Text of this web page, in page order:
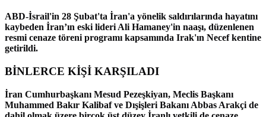
ABD-İsrail'in 28 Şubat'ta İran'a yönelik saldırılarında hayatını
kaybeden İran’ın eski lideri Ali Hamaney'in naaşı, düzenlenen
resmi cenaze töreni programı kapsamında Irak'ın Necef kentine
getirildi.
BİNLERCE KİŞİ KARŞILADI
İran Cumhurbaşkanı Mesud Pezeşkiyan, Meclis Başkanı
Muhammed Bakır Kalibaf ve Dışişleri Bakanı Abbas Arakçi de